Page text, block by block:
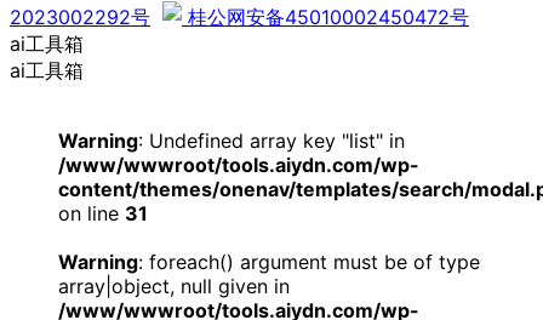
2023002292号
桂公网安备45010002450472号
ai工具箱
ai工具箱
Warning: Undefined array key "list" in
/www/wwwroot/tools.aiydn.com/wp-
content/themes/onenav/templates/search/
on line 31
Warning: foreach() argument must be of type
array|object, null given in
/www/wwwroot/tools.aiydn.com/wp-